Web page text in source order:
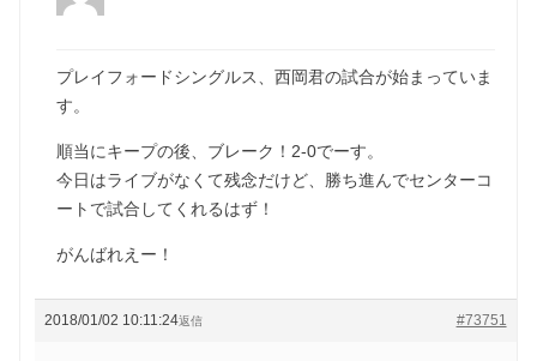
プレイフォードシングルス、西岡君の試合が始まっていま
す。
順当にキープの後、ブレーク！2-0でーす。
今日はライブがなくて残念だけど、勝ち進んでセンターコ
ートで試合してくれるはず！
がんばれえー！
2018/01/02 10:11:24 #73751
返信